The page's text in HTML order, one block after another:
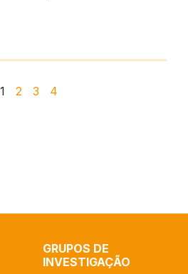
1 2 3 4
GRUPOS DE
INVESTIGAÇÃO